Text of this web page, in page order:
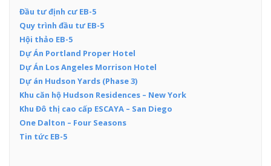
Đầu tư định cư EB-5
Quy trình đầu tư EB-5
Hội thảo EB-5
Dự Án Portland Proper Hotel
Dự Án Los Angeles Morrison Hotel
Dự án Hudson Yards (Phase 3)
Khu căn hộ Hudson Residences – New York
Khu Đô thị cao cấp ESCAYA – San Diego
One Dalton – Four Seasons
Tin tức EB-5